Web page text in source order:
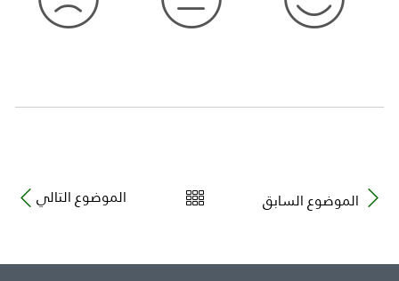
الموضوع التالي الموضوع السابق